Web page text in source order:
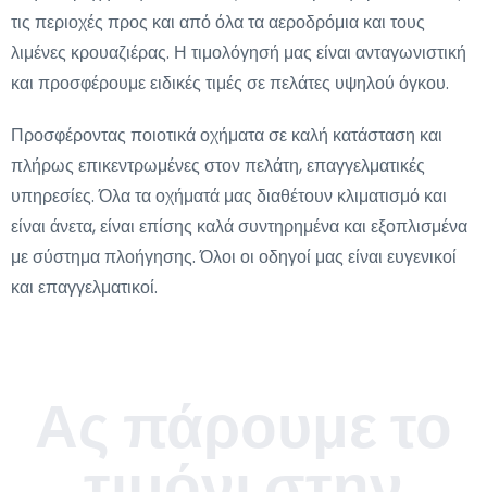
τις περιοχές προς και από όλα τα αεροδρόμια και τους
λιμένες κρουαζιέρας. Η τιμολόγησή μας είναι ανταγωνιστική
και προσφέρουμε ειδικές τιμές σε πελάτες υψηλού όγκου.
Προσφέροντας ποιοτικά οχήματα σε καλή κατάσταση και
πλήρως επικεντρωμένες στον πελάτη, επαγγελματικές
υπηρεσίες. Όλα τα οχήματά μας διαθέτουν κλιματισμό και
είναι άνετα, είναι επίσης καλά συντηρημένα και εξοπλισμένα
με σύστημα πλοήγησης. Όλοι οι οδηγοί μας είναι ευγενικοί
και επαγγελματικοί.